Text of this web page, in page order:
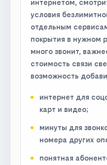
интернетом,
условия
отдельным
покрытия в нужном
много звонит,
стоимость связи
возможность
интернет для
карт и видео;
минуты для
номера других
понятная